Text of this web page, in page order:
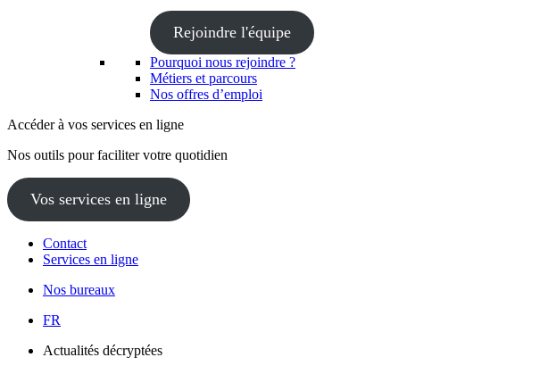
Rejoindre l'équipe
Pourquoi nous rejoindre ?
Métiers et parcours
Nos offres d’emploi
Accéder à vos services en ligne
Nos outils pour faciliter votre quotidien
Vos services en ligne
Contact
Services en ligne
Nos bureaux
FR
Actualités décryptées